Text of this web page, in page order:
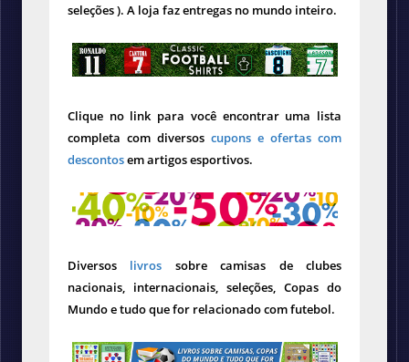
seleções ). A loja faz entregas no mundo inteiro.
Clique no link para você encontrar uma lista
completa com diversos cupons e ofertas com
descontosem artigos esportivos.
Diversos livros sobre camisas de clubes
nacionais, internacionais, seleções, Copas do
Mundo e tudo que for relacionado com futebol.